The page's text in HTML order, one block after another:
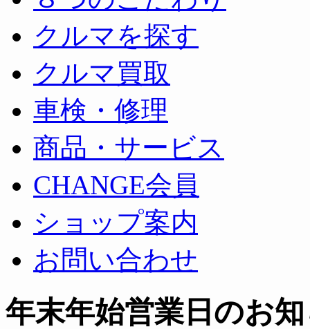
クルマを探す
クルマ買取
車検・修理
商品・サービス
CHANGE会員
ショップ案内
お問い合わせ
年末年始営業日のお